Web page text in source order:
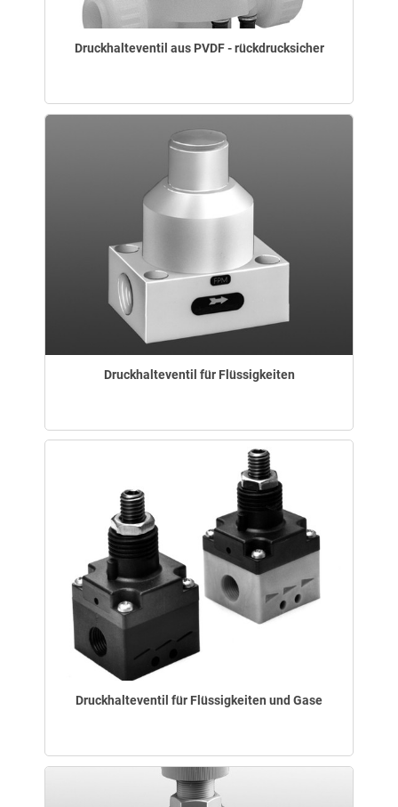
Druckhalteventil aus PVDF - rückdrucksicher
Druckhalteventil für Flüssigkeiten
Druckhalteventil für Flüssigkeiten und Gase